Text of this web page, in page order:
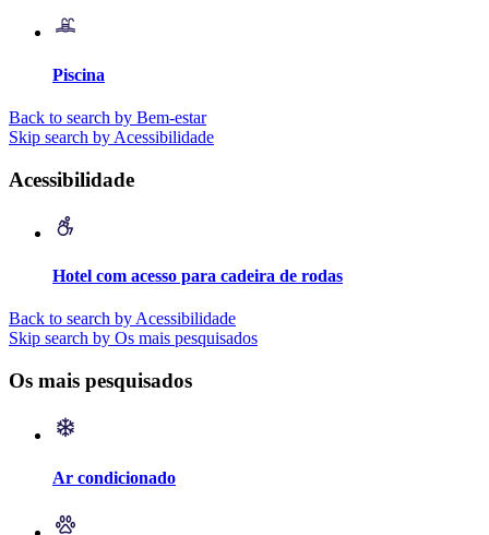
Piscina
Back to search by Bem-estar
Skip search by Acessibilidade
Acessibilidade
Hotel com acesso para cadeira de rodas
Back to search by Acessibilidade
Skip search by Os mais pesquisados
Os mais pesquisados
Ar condicionado